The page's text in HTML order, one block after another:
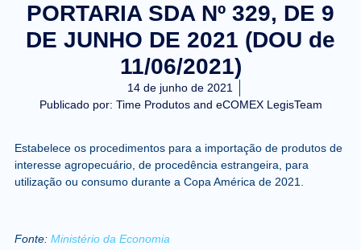
PORTARIA SDA Nº 329, DE 9
DE JUNHO DE 2021 (DOU de
11/06/2021)
14 de junho de 2021
Publicado por: Time Produtos and eCOMEX LegisTeam
Estabelece os procedimentos para a importação de produtos de
interesse agropecuário, de procedência estrangeira, para
utilização ou consumo durante a Copa América de 2021.
Fonte: Ministério da Economia